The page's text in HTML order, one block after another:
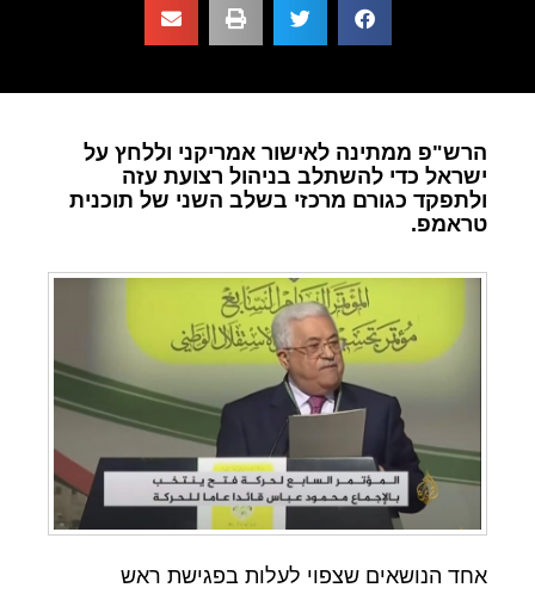
הרש"פ ממתינה לאישור אמריקני וללחץ על
ישראל כדי להשתלב בניהול רצועת עזה
ולתפקד כגורם מרכזי בשלב השני של תוכנית
טראמפ.
אחד הנושאים שצפוי לעלות בפגישת ראש